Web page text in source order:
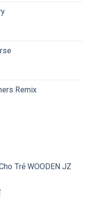
Remix
Trẻ WOODEN JZ
Giá